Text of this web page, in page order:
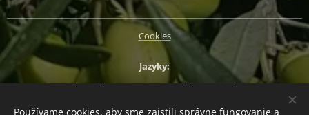
Cookies
Jazyky
Slovenčina
Magyar English Deutsch
Používame cookies, aby sme zaistili správne fungovanie a